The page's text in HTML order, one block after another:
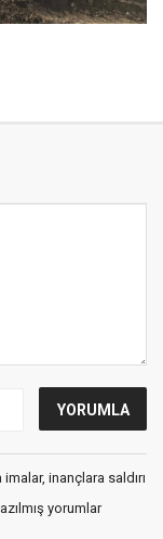
inançlara saldırı
yorumlar